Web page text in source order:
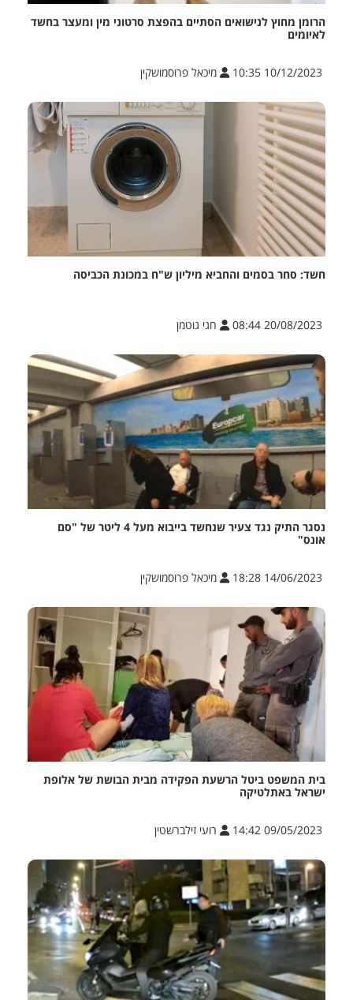
הרומן מחוץ לנישואים הסתיים בהפצת סרטוני מין ומעצר בחשד
לאיומים
10/12/2023 10:35 מיכאל פרוסמושקין
חשד: סחר בסמים והחביא מיליון ש"ח במכונת הכביסה
20/08/2023 08:44 חגי גוטמן
נסגר התיק נגד צעיר שנחשד בייבוא מעל 4 ליטר של "סם
אונס"
14/06/2023 18:28 מיכאל פרוסמושקין
בית המשפט ביטל הרשעת הפקידה מבית הבושת של אלופת
ישראל באתלטיקה
09/05/2023 14:42 רועי זילברשטין